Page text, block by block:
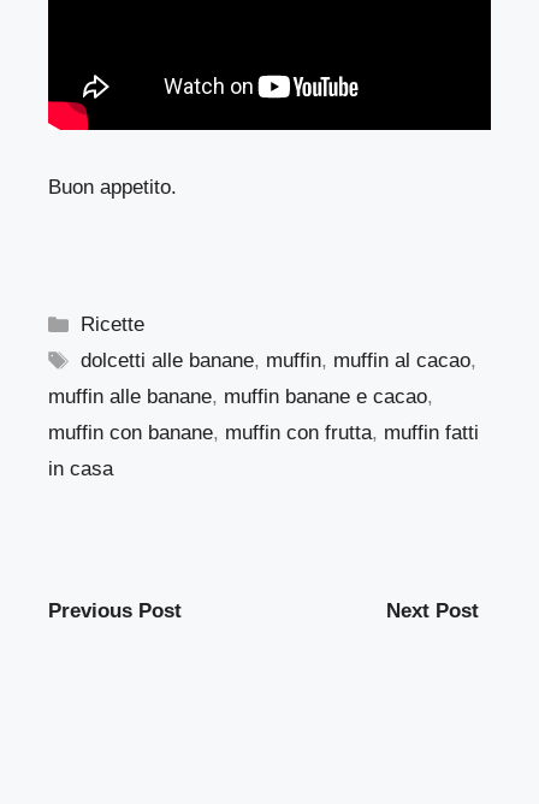
Buon appetito.
Categorie
Ricette
Tag
dolcetti alle banane, muffin, muffin al cacao,
muffin alle banane, muffin banane e cacao,
muffin con banane, muffin con frutta, muffin fatti
in casa
Previous Post Next Post